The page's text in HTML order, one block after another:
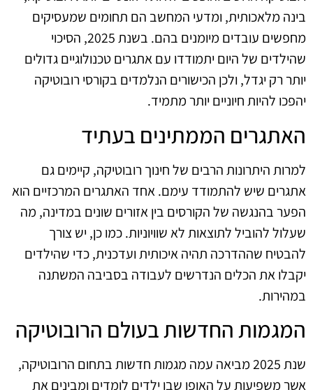
בינה מלאכותית, ומדעי המחשב הם תחומים שמעסיקים
מחפשים עובדים מיומנים בהם. בשנת 2025, הסיכוי
שהילדים של היום יתמודדו עם אתגרים טכנולוגיים גדולים
יותר רק יגדל, ולכן הכישורים הנלמדים בקורסי רובוטיקה
יהפכו להיות חיוניים יותר מתמיד.
האתגרים הממתינים בעתיד
למרות היתרונות הרבים של חינוך רובוטיקה, קיימים גם
אתגרים שיש להתמודד עימם. אחד האתגרים המרכזיים הוא
הפער בהנגשה של הקורסים בין אזורים שונים במדינה, מה
שעלול להוביל לתוצאות לא שוויוניות. כמו כן, יש צורך
להבטיח שההדרכה תהיה איכותית ועדכנית, כדי שהילדים
יקבלו את הכלים הנדרשים לעבודה בסביבה המשתנה
במהירות.
המגמות החדשות בעולם הרובוטיקה
שנת 2025 מביאה עמה מגמות חדשות בתחום הרובוטיקה,
אשר משפיעות על האופן שבו ילדים לומדים ומבינים את